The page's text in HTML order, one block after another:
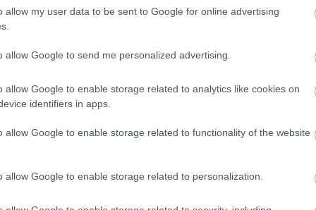
allow my user data to be sent to Google for online advertising
allow Google to send me personalized advertising.
allow Google to enable storage related to analytics like cookies on
identifiers in apps.
allow Google to enable storage related to functionality of the website
allow Google to enable storage related to personalization.
έχει η ενότητα με τίτλο «Τα
να μάθετε πάνω κάτω τι ξέρει το
επισκεφθεί, ποιες εφαρμογές και
γίνεται και λίγο πιο τρομακτικό. Το
δραστηριότητά σας με συγκεκριμένα
να ελέγξετε. Τέλος, υπάρχει και η
δεδομένα» με ρυθμίσεις για το είδος των
του Twitter αλλά και για το αν
σε συνεργαζόμενες εταιρείες. Όπως
αρκετή ώρα και στο Twitter.